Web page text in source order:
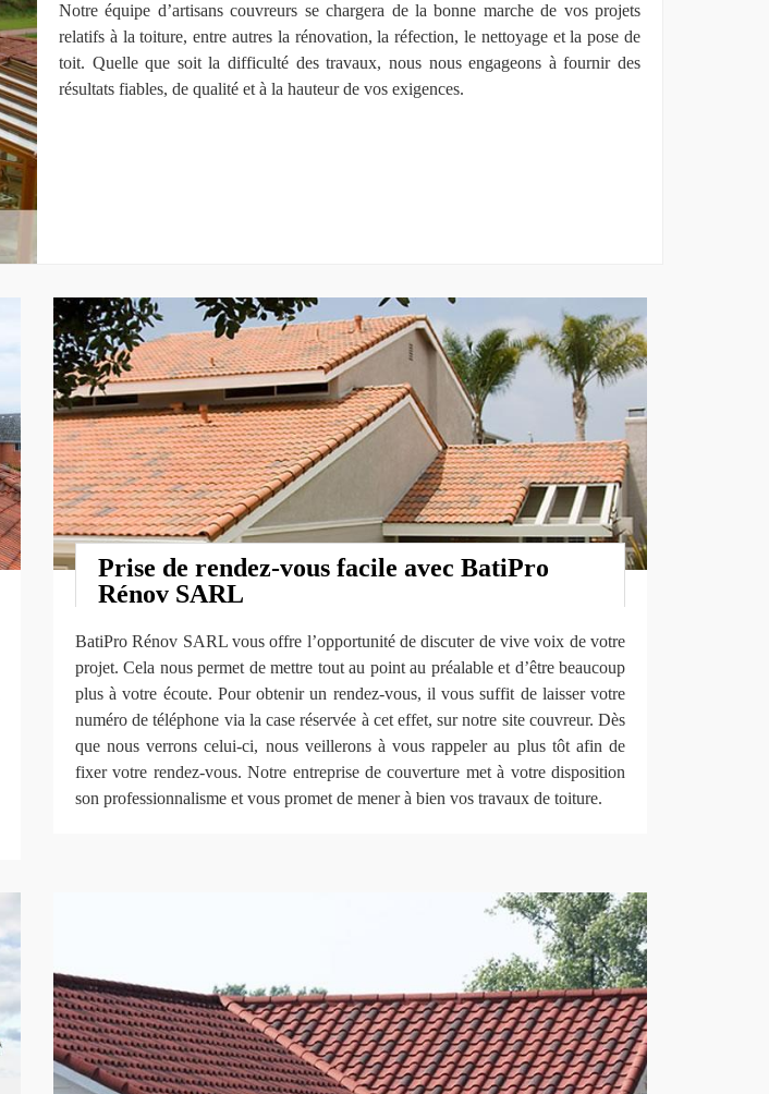
Notre équipe d’artisans couvreurs se chargera de la bonne marche de vos projets
relatifs à la toiture, entre autres la rénovation, la réfection, le nettoyage et la pose de
toit. Quelle que soit la difficulté des travaux, nous nous engageons à fournir des
résultats fiables, de qualité et à la hauteur de vos exigences.
Prise de rendez-vous facile avec BatiPro
Rénov SARL
BatiPro Rénov SARL vous offre l’opportunité de discuter de vive voix de votre
projet. Cela nous permet de mettre tout au point au préalable et d’être beaucoup
plus à votre écoute. Pour obtenir un rendez-vous, il vous suffit de laisser votre
numéro de téléphone via la case réservée à cet effet, sur notre site couvreur. Dès
que nous verrons celui-ci, nous veillerons à vous rappeler au plus tôt afin de
fixer votre rendez-vous. Notre entreprise de couverture met à votre disposition
son professionnalisme et vous promet de mener à bien vos travaux de toiture.